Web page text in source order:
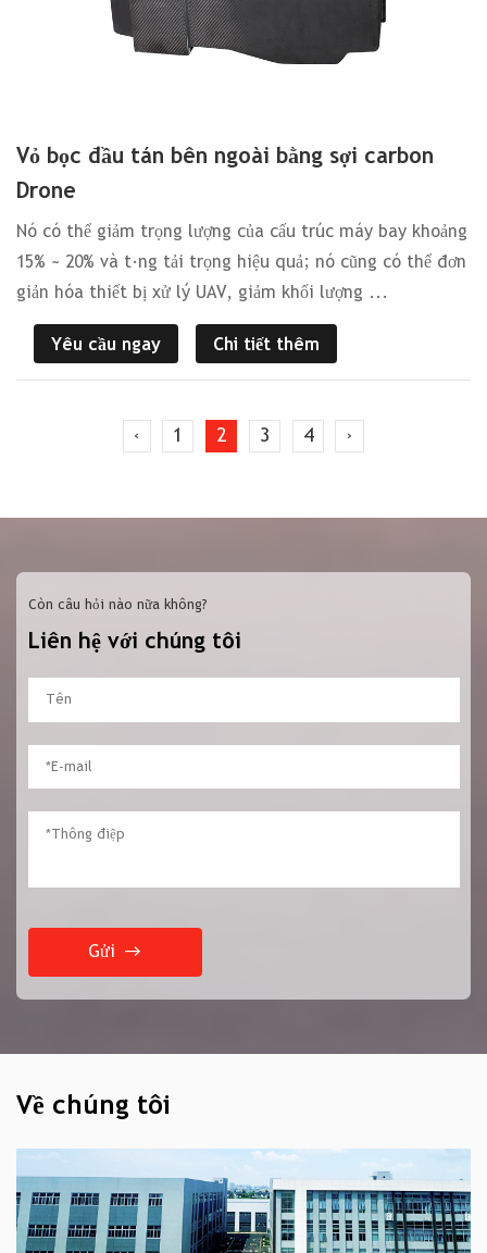
Vỏ bọc đầu tán bên ngoài bằng sợi carbon
Drone
Nó có thể giảm trọng lượng của cấu trúc máy bay khoảng
15% ~ 20% và tăng tải trọng hiệu quả; nó cũng có thể đơn
giản hóa thiết bị xử lý UAV, giảm khối lượng ...
Yêu cầu ngay Chi tiết thêm
‹ 1 2 3 4 ›
Còn câu hỏi nào nữa không?
Liên hệ với chúng tôi
Gửi
Về chúng tôi